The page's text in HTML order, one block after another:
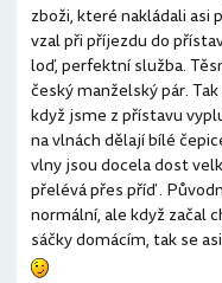
zboži, které nakládali asi
vzal při příjezdu do
loď, perfektní služba.
český manželský pár.
když jsme z přístavu
na vlnách dělají bílé
vlny jsou docela dost
přelévá přes příď .
normální, ale když začal
sáčky domácím, tak se